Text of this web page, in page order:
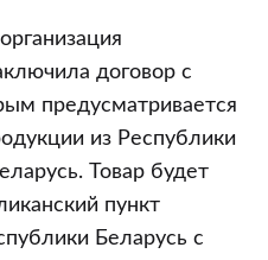
договор с
предусматривается
из Республики
Товар будет
пункт
Беларусь с